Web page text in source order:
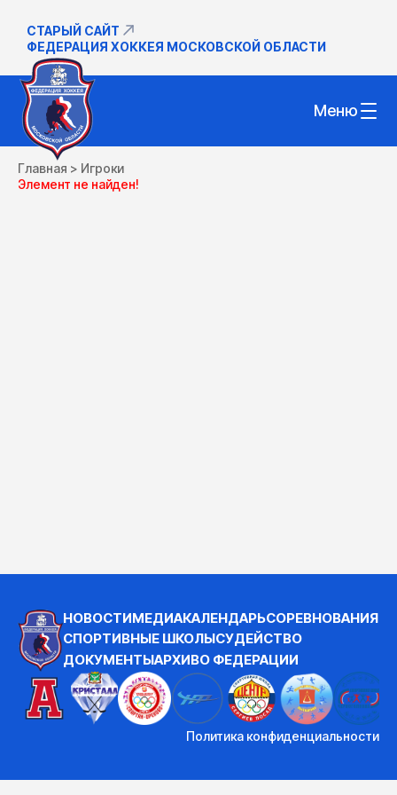
СТАРЫЙ САЙТ
ФЕДЕРАЦИЯ ХОККЕЯ МОСКОВСКОЙ ОБЛАСТИ
Меню
Главная > Игроки
Элемент не найден!
НОВОСТИМЕДИАКАЛЕНДАРЬСОРЕВНОВАНИЯ
СПОРТИВНЫЕ ШКОЛЫСУДЕЙСТВО
ДОКУМЕНТЫАРХИВО ФЕДЕРАЦИИ
Политика конфиденциальности